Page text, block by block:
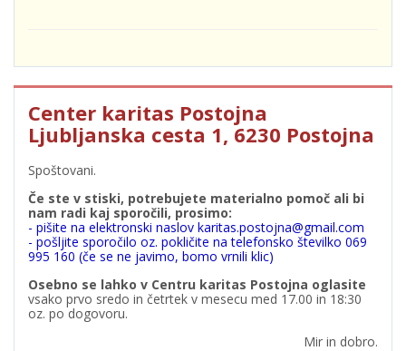
Center karitas Postojna
Ljubljanska cesta 1, 6230 Postojna
Spoštovani.
Če ste v stiski, potrebujete materialno pomoč ali bi
nam radi kaj sporočili, prosimo:
- pišite na elektronski naslov karitas.postojna@gmail.com
- pošljite sporočilo oz. pokličite na telefonsko številko 069
995 160 (če se ne javimo, bomo vrnili klic)
Osebno se lahko v Centru karitas Postojna oglasite
vsako prvo sredo in četrtek v mesecu med 17.00 in 18:30
oz. po dogovoru.
Mir in dobro.